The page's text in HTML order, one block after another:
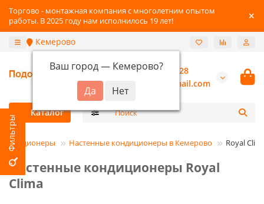
Торгово - монтажная компания с многолетним опытом
работы. В 2025 году нам исполнилось 19 лет!
Кемерово
Ваш город — Кемерово?
+7-3842-216-528
burannsk@gmail.com
Каталог
Настенные кондиционеры в Кемерово Royal
Настенные кондиционеры Royal
Clima